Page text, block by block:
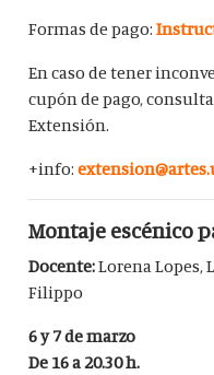
Formas de pago:
En caso de tener
cupón de pago,
Extensión.
+info:
Montaje escénico
Docente:Lorena Lopes,
Filippo
6 y 7 de marzo
De 16 a 20.30 h.